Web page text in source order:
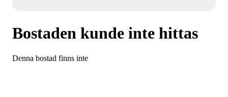
Bostaden kunde inte hittas
Denna bostad finns inte